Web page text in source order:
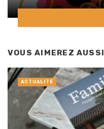
VOUS AIMEREZ AUSSI
ACTUALITÉ